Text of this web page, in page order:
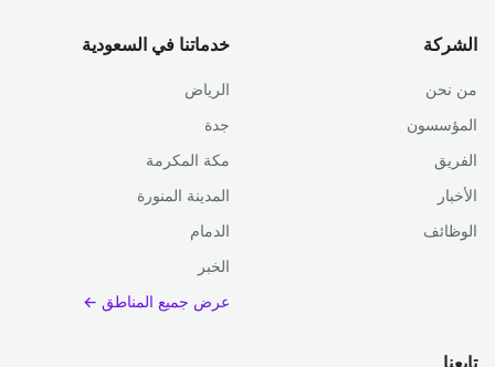
الشركة
من نحن
المؤسسون
الفريق
الأخبار
الوظائف
خدماتنا في السعودية
الرياض
جدة
مكة المكرمة
المدينة المنورة
الدمام
الخبر
عرض جميع المناطق ←
تابعنا